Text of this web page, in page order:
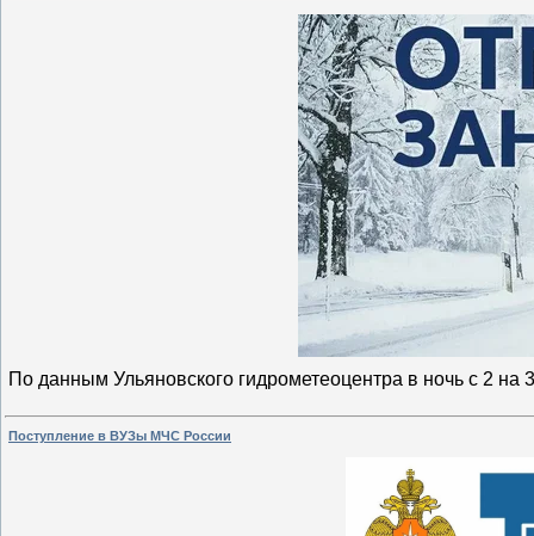
По данным Ульяновского гидрометеоцентра в ночь с 2
Поступление в ВУЗы МЧС России